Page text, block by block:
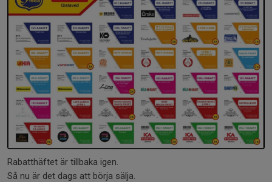
Rabatthäftet är tillbaka igen.
Så nu är det dags att börja sälja.